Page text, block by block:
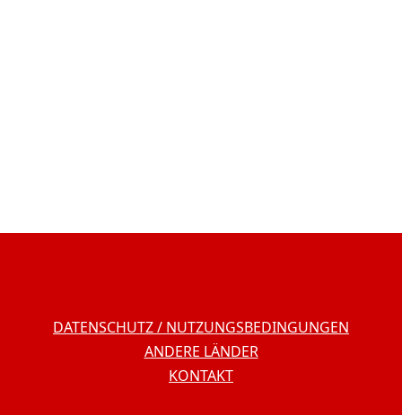
DATENSCHUTZ / NUTZUNGSBEDINGUNGEN
ANDERE LÄNDER
KONTAKT